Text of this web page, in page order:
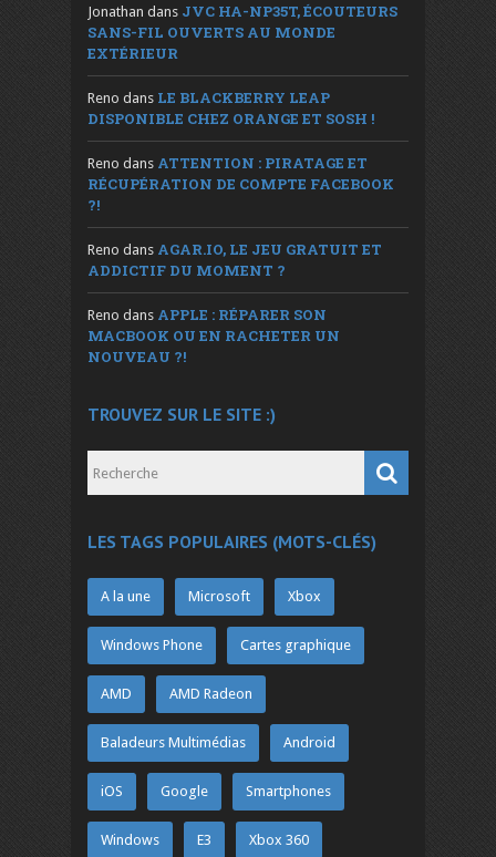
Jonathan dans JVC HA-NP35T, ÉCOUTEURS
SANS-FIL OUVERTS AU MONDE
EXTÉRIEUR
Reno dans LE BLACKBERRY LEAP
DISPONIBLE CHEZ ORANGE ET SOSH !
Reno dans ATTENTION : PIRATAGE ET
RÉCUPÉRATION DE COMPTE FACEBOOK
?!
Reno dans AGAR.IO, LE JEU GRATUIT ET
ADDICTIF DU MOMENT ?
Reno dans APPLE : RÉPARER SON
MACBOOK OU EN RACHETER UN
NOUVEAU ?!
TROUVEZ SUR LE SITE :)
LES TAGS POPULAIRES (MOTS-CLÉS)
A la une Microsoft Xbox
Windows Phone Cartes graphique
AMD AMD Radeon
Baladeurs Multimédias Android
iOS Google Smartphones
Windows E3 Xbox 360